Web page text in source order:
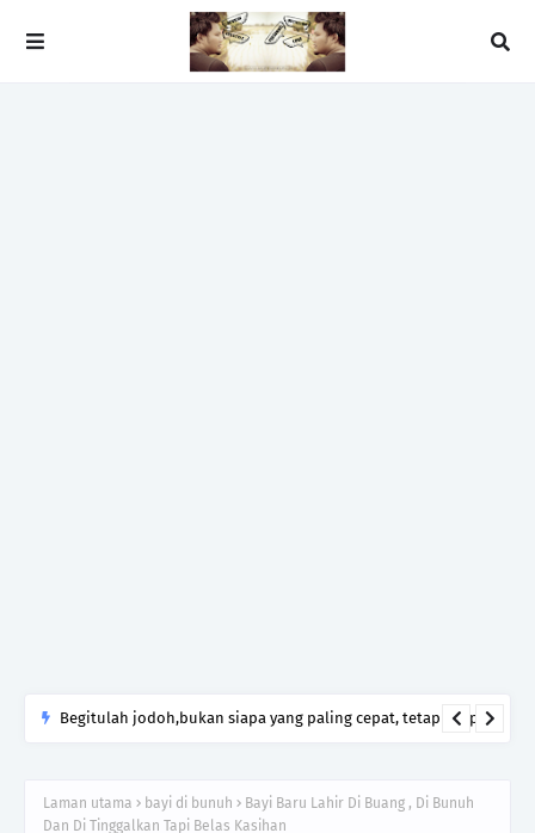
Begitulah jodoh,bukan siapa yang paling cepat, tetapi siapa
ingin menutup mulut manusia
Laman utama bayi di bunuh
Bayi Baru Lahir Di Buang , Di Bunuh
Dan Di Tinggalkan Tapi Belas Kasihan